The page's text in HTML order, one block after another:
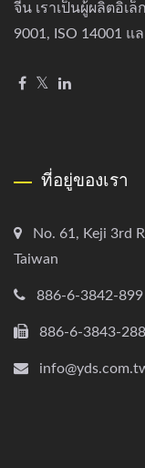
จีน เราเป็นผู้ผลิตอิเ
9001, ISO 14001 แ
ที่อยู่ของเรา
No. 61, Keji 3rd
Taiwan
886-6-3842-899
886-6-3843-288